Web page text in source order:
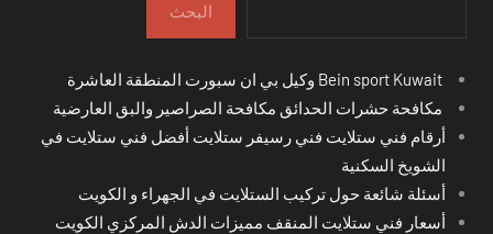
البحث
مكافحة حشرات الحدائق مكافحة الصراصير والبق العارضية
أرقام فني ستلايت فني رسيفر ستلايت أفضل فني ستلايت في
الشويخ السكنية
أسئلة شائعة حول تركيب الستلايت في الجهراء و الكويت
أسعار فني ستلايت المنقف مميزات الدش المركزي الكويت